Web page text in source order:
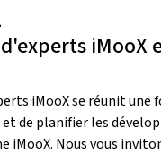
iMooX
iMooX se réunit une
et de planifier les
iMooX. Nous vous